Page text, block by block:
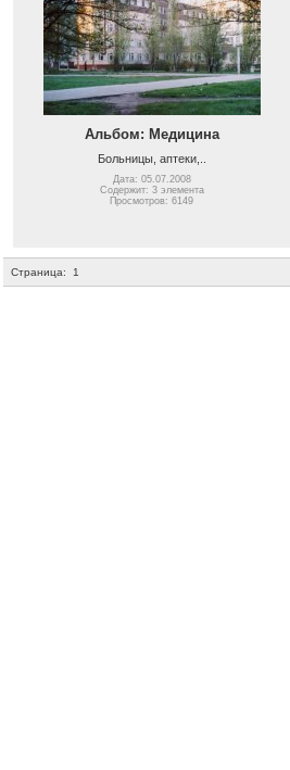
Альбом: Медицина
Больницы, аптеки,..
Дата: 05.07.2008
Содержит: 3 элемента
Просмотров: 6149
Страница: 1